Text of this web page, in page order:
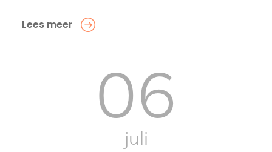
Lees meer
06
juli